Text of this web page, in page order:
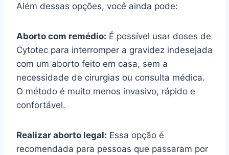
Além dessas opções, você ainda pode:
Aborto com remédio: É possível usar doses de
Cytotec para interromper a gravidez indesejada
com um aborto feito em casa, sem a
necessidade de cirurgias ou consulta médica.
O método é muito menos invasivo, rápido e
confortável.
Realizar aborto legal: Essa opção é
recomendada para pessoas que passaram por